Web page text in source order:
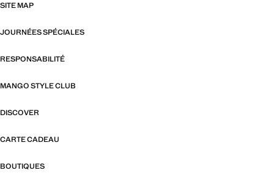
SITE MAP
JOURNÉES SPÉCIALES
RESPONSABILITÉ
MANGO STYLE CLUB
DISCOVER
CARTE CADEAU
BOUTIQUES